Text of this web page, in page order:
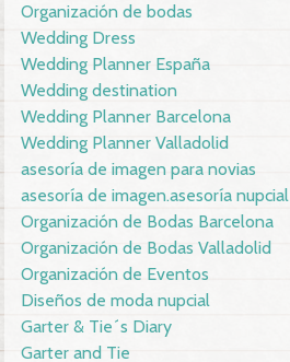
Organización de bodas
Wedding Dress
Wedding Planner España
Wedding destination
Wedding Planner Barcelona
Wedding Planner Valladolid
asesoría de imagen para novias
asesoría de imagen.asesoría nupcial
Organización de Bodas Barcelona
Organización de Bodas Valladolid
Organización de Eventos
Diseños de moda nupcial
Garter & Tie´s Diary
Garter and Tie